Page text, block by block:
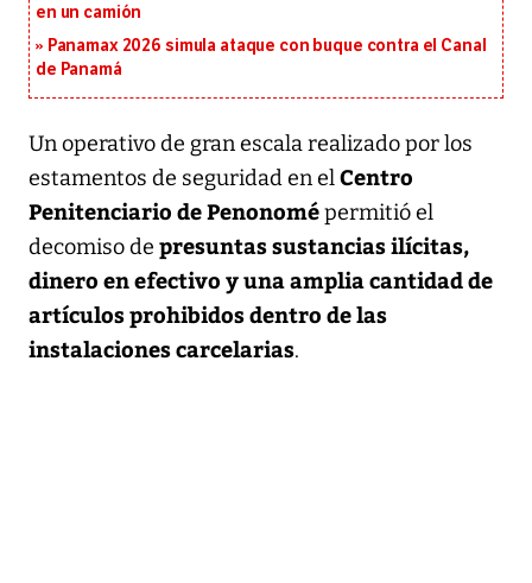
en un camión
Panamax 2026 simula ataque con buque contra el Canal
de Panamá
Un operativo de gran escala realizado por los
estamentos de seguridad en elCentro
Penitenciario de Penonomépermitió el
decomiso de presuntas sustancias ilícitas,
dinero en efectivo y una amplia cantidad de
artículos prohibidos dentro de las
instalaciones carcelarias.